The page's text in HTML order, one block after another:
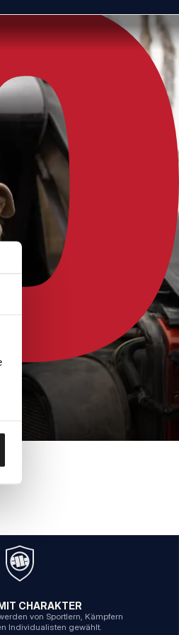
CHARAKTER
von Sportlern, Kämpfern
Individualisten gewählt.